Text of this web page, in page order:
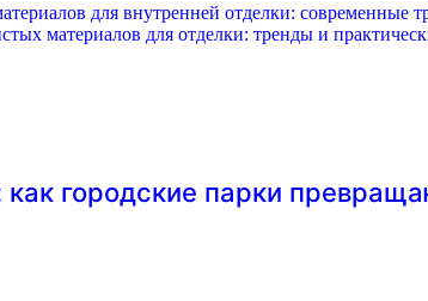
для внутренней отделки: современные
материалов для отделки: тренды и
городские парки